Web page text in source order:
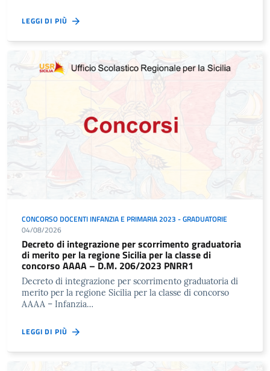
LEGGI DI PIÙ
CONCORSO DOCENTI INFANZIA E PRIMARIA 2023 - GRADUATORIE
04/08/2026
Decreto di integrazione per scorrimento graduatoria
di merito per la regione Sicilia per la classe di
concorso AAAA – D.M. 206/2023 PNRR1
Decreto di integrazione per scorrimento graduatoria di
merito per la regione Sicilia per la classe di concorso
AAAA – Infanzia…
LEGGI DI PIÙ